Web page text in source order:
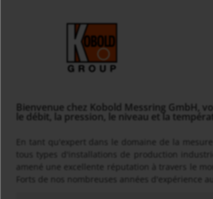
Bienvenue chez Kobold Messring GmbH,
le débit, la pression, le niveau et la
En tant qu'expert dans le domaine de la
tous types d'installations de production
amené une excellente réputation à travers le
Forts de nos nombreuses années